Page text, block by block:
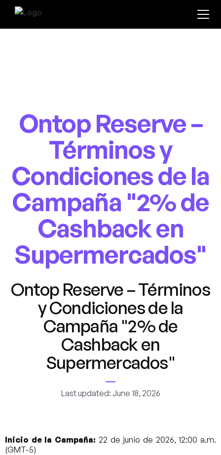
Ontop Reserve –
Términos y
Condiciones de la
Campaña "2% de
Cashback en
Supermercados"
Ontop Reserve – Términos
y Condiciones de la
Campaña "2% de
Cashback en
Supermercados"
Last updated: June 18, 2026
Inicio de la Campaña: 22 de junio de 2026, 12:00 a.m.
(GMT-5)